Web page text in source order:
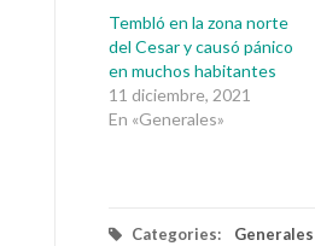
Tembló en la zona norte
del Cesar y causó pánico
en muchos habitantes
11 diciembre, 2021
En «Generales»
Categories: Generales